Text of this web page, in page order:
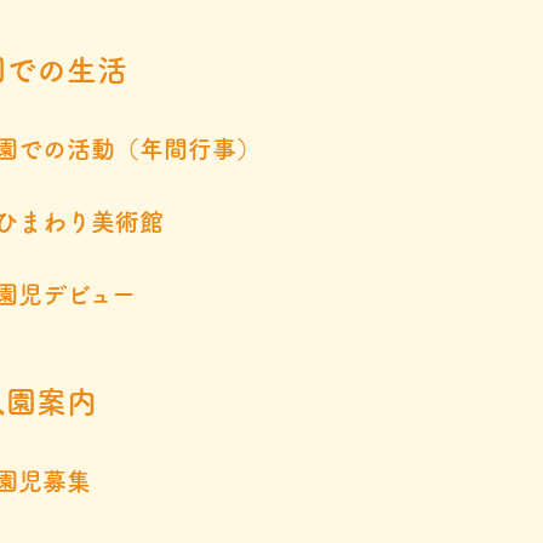
の生活
での活動（年間行事）
まわり美術館
児デビュー
案内
児募集